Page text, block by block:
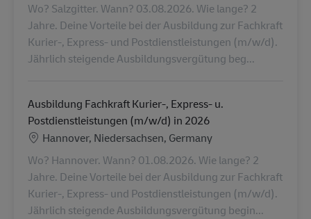
Wo? Salzgitter. Wann? 03.08.2026. Wie lange? 2
Jahre. Deine Vorteile bei der Ausbildung zur Fachkraft
Kurier-, Express- und Postdienstleistungen (m/w/d).
Jährlich steigende Ausbildungsvergütung beg...
Ausbildung Fachkraft Kurier-, Express- u.
Postdienstleistungen (m/w/d) in 2026
Location
Hannover, Niedersachsen, Germany
Wo? Hannover. Wann? 01.08.2026. Wie lange? 2
Jahre. Deine Vorteile bei der Ausbildung zur Fachkraft
Kurier-, Express- und Postdienstleistungen (m/w/d).
Jährlich steigende Ausbildungsvergütung begin...